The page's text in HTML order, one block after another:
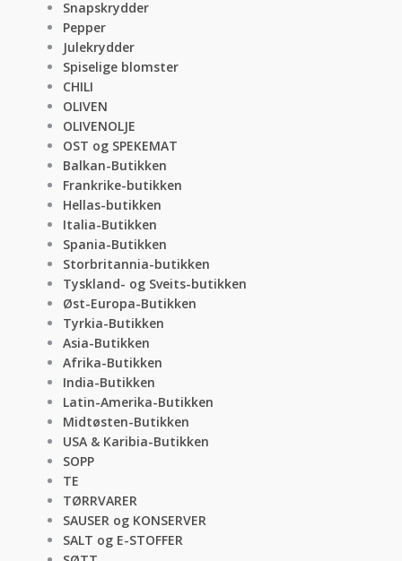
Snapskrydder
Pepper
Julekrydder
Spiselige blomster
CHILI
OLIVEN
OLIVENOLJE
OST og SPEKEMAT
Balkan-Butikken
Frankrike-butikken
Hellas-butikken
Italia-Butikken
Spania-Butikken
Storbritannia-butikken
Tyskland- og Sveits-butikken
Øst-Europa-Butikken
Tyrkia-Butikken
Asia-Butikken
Afrika-Butikken
India-Butikken
Latin-Amerika-Butikken
Midtøsten-Butikken
USA & Karibia-Butikken
SOPP
TE
TØRRVARER
SAUSER og KONSERVER
SALT og E-STOFFER